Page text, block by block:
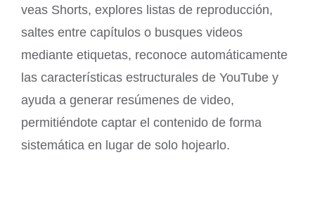
veas Shorts, explores listas de reproducción,
saltes entre capítulos o busques videos
mediante etiquetas, reconoce automáticamente
las características estructurales de YouTube y
ayuda a generar resúmenes de video,
permitiéndote captar el contenido de forma
sistemática en lugar de solo hojearlo.